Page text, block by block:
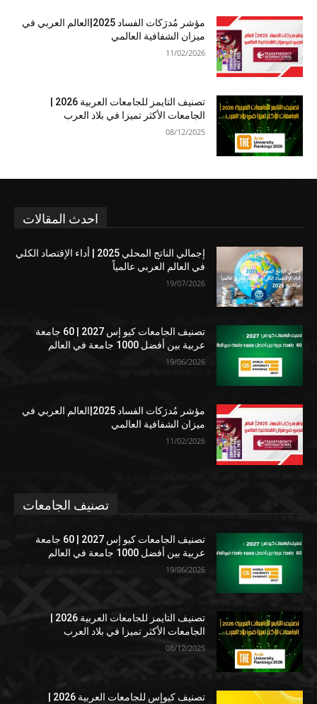
مؤشر مُدرَكات الفساد 2025|العالم العربي في
ميزان الشفافية العالمي
11/02/2026
الجامعات الأكثر تميزا في بلاد العرب
08/12/2025
احدث المقالات
إجمالي الناتج المحلي 2025 | أداء الإقتصاد الكلي
في العالم العربي عالمياً
19/07/2026
تصنيف الجامعات كيو إس 2027 | 60 جامعة
عربية بين أفضل 1000 جامعة في العالم
19/06/2026
مؤشر مُدرَكات الفساد 2025|العالم العربي في
ميزان الشفافية العالمي
11/02/2026
تصنيف الجامعات
تصنيف الجامعات كيو إس 2027 | 60 جامعة
عربية بين أفضل 1000 جامعة في العالم
19/06/2026
الجامعات الأكثر تميزا في بلاد العرب
08/12/2025